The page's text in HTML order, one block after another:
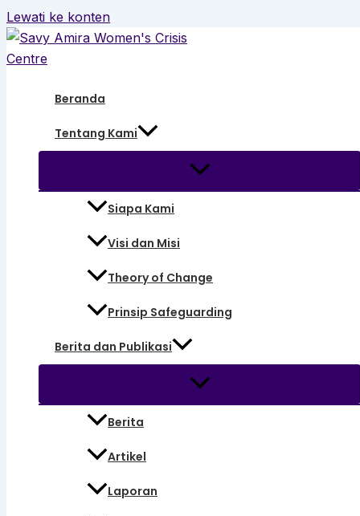
Lewati ke konten
Beranda
Tentang Kami
Siapa Kami
Visi dan Misi
Theory of Change
Prinsip Safeguarding
Berita dan Publikasi
Berita
Artikel
Laporan